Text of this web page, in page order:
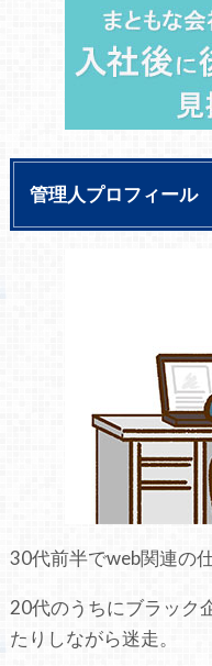
管理人プロフィール
30代前半でweb関連の
20代のうちにブラック
たりしながら迷走。